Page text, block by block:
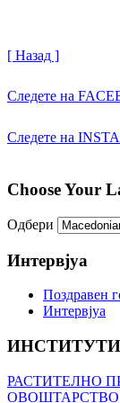
[ Назад ]
Следете на
Следете на
Choose Your
Одбери
Интервјуа
Поздравен
Интервјуа
ИНСТИТУТИ
РАСТИТЕЛНО